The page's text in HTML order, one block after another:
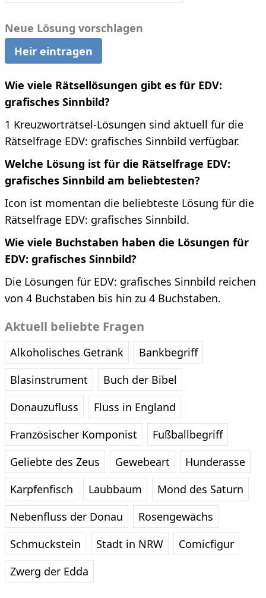
Neue Lösung vorschlagen
Heir eintragen
Wie viele Rätsellösungen gibt es für EDV:
grafisches Sinnbild?
1 Kreuzworträtsel-Lösungen sind aktuell für die
Rätselfrage EDV: grafisches Sinnbild verfügbar.
Welche Lösung ist für die Rätselfrage EDV:
grafisches Sinnbild am beliebtesten?
Icon ist momentan die beliebteste Lösung für die
Rätselfrage EDV: grafisches Sinnbild.
Wie viele Buchstaben haben die Lösungen für
EDV: grafisches Sinnbild?
Die Lösungen für EDV: grafisches Sinnbild reichen
von 4 Buchstaben bis hin zu 4 Buchstaben.
Aktuell beliebte Fragen
Alkoholisches Getränk
Bankbegriff
Blasinstrument
Buch der Bibel
Donauzufluss
Fluss in England
Französischer Komponist
Fußballbegriff
Geliebte des Zeus
Gewebeart
Hunderasse
Karpfenfisch
Laubbaum
Mond des Saturn
Nebenfluss der Donau
Rosengewächs
Schmuckstein
Stadt in NRW
Comicfigur
Zwerg der Edda